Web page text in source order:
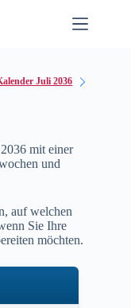
Juli 2036
2036 mit einer
und
auf welchen
Sie Ihre
möchten.